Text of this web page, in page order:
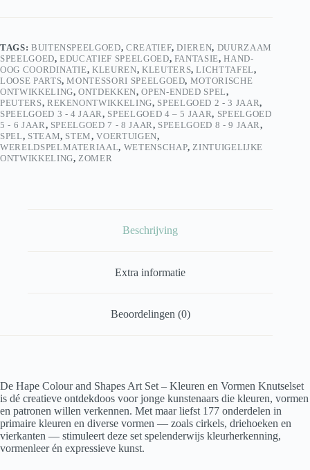
Vormen
Knutselset
voor
Creativiteit
&
STEAM
aantal
TAGS: BUITENSPEELGOED, CREATIEF,DIEREN, DUURZAAM
SPEELGOED,EDUCATIEF SPEELGOED, FANTASIE,HAND-
OOG COORDINATIE,KLEUREN, KLEUTERS,LICHTTAFEL,
LOOSE PARTS,MONTESSORI SPEELGOED, MOTORISCHE
ONTWIKKELING,ONTDEKKEN,OPEN-ENDED SPEL,
PEUTERS, REKENONTWIKKELING, SPEELGOED 2 - 3 JAAR,
SPEELGOED 3 - 4 JAAR, SPEELGOED 4 – 5 JAAR, SPEELGOED
5 - 6 JAAR, SPEELGOED 7 - 8 JAAR, SPEELGOED 8 - 9 JAAR,
SPEL, STEAM, STEM,VOERTUIGEN,
WERELDSPELMATERIAAL, WETENSCHAP,ZINTUIGELIJKE
ONTWIKKELING,ZOMER
Beschrijving
Extra informatie
Beoordelingen (0)
De Hape Colour and Shapes Art Set – Kleuren en Vormen Knutselset
is dé creatieve ontdekdoos voor jonge kunstenaars die kleuren, vormen
en patronen willen verkennen. Met maar liefst 177 onderdelen in
primaire kleuren en diverse vormen — zoals cirkels, driehoeken en
vierkanten — stimuleert deze set spelenderwijs kleurherkenning,
vormenleer én expressieve kunst.